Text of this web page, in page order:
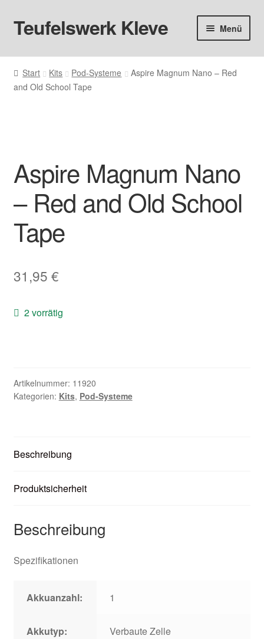
Zur
Navigation
Zum
Inhalt
Teufelswerk Kleve Menü
Startseite
Hardware
Big Puff
Aromen
Basen & Nikotin
Zubehör
Kundenkarte
Unsere Standorte
Start Kits Pod-Systeme
Aspire Magnum Nano – Red
and Old School Tape
Aspire Magnum Nano
– Red and Old School
Tape
31,95 €
2 vorrätig
Artikelnummer: 11920
Kategorien: Kits, Pod-Systeme
Beschreibung
Produktsicherheit
Beschreibung
Spezifikationen
Akkuanzahl: 1
Akkutyp: Verbaute Zelle